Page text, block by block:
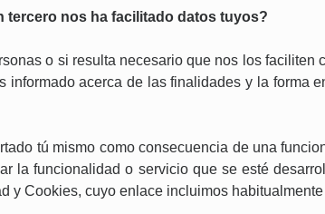
tercero nos ha facilitado datos tuyos?
o si resulta necesario que nos los faciliten
acerca de las finalidades y la forma
tú mismo como consecuencia de una
la funcionalidad o servicio que se esté
y Cookies, cuyo enlace incluimos